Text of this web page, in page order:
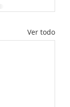
Ver todo